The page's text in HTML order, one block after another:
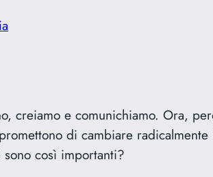
creiamo e comunichiamo. Ora,
di cambiare
così importanti?